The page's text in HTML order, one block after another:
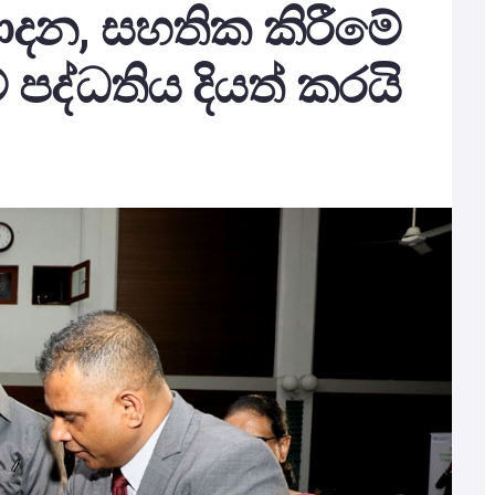
සහතික කිරීමේ
පද්ධතිය දියත් කරයි